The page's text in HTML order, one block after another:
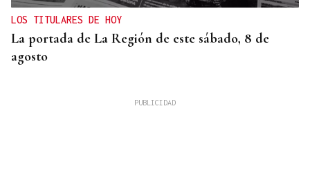
LOS TITULARES DE HOY
La portada de La Región de este sábado, 8 de
agosto